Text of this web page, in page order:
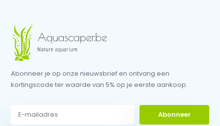
Abonneer je op onze nieuwsbrief en ontvang een
kortingscode ter waarde van 5% op je eerste aankoop.
Abonneer